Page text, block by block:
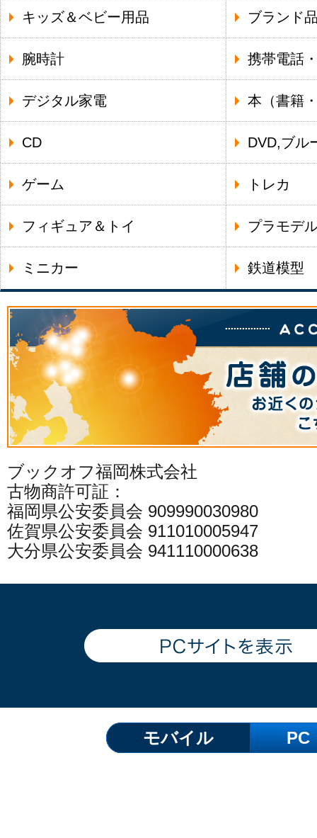
キッズ＆ベビー用品 ブランド
腕時計 携帯電話
デジタル家電 本（書籍
CD DVD,ブル
ゲーム トレカ
フィギュア＆トイ プラモデ
ミニカー 鉄道模型
ブックオフ福岡株式会社
古物商許可証：
福岡県公安委員会 909990030980
佐賀県公安委員会 911010005947
大分県公安委員会 941110000638
モバイル PC